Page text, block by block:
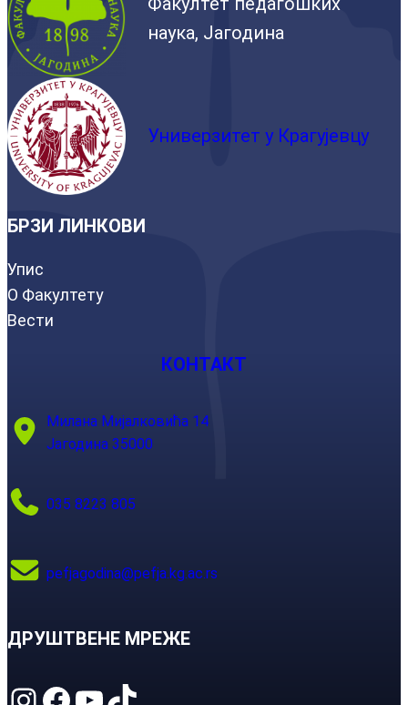
наука, Јагодина
Универзитет у Крагујевцу
БРЗИ ЛИНКОВИ
Упис
О Факултету
Вести
КОНТАКТ
Милана Мијалковића 14
Јагодина 35000
035 8223 805
pefjagodina@pefja.kg.ac.rs
ДРУШТВЕНЕ МРЕЖЕ